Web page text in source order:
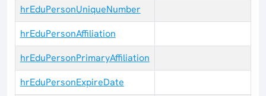
hrEduPersonUniqueNumber
hrEduPersonAffiliation
hrEduPersonPrimaryAffiliation
hrEduPersonExpireDate